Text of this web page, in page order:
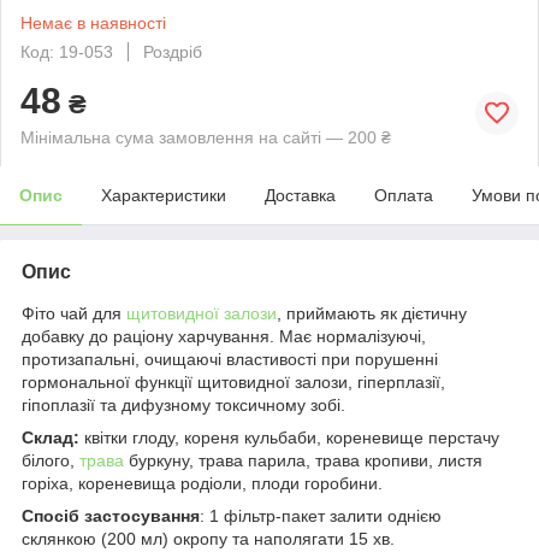
Немає в наявності
Код: 19-053
Роздріб
48 ₴
Мінімальна сума замовлення на сайті — 200 ₴
Опис Характеристики Доставка Оплата Умови
Опис
Фіто чай для щитовидної залози , приймають як дієтичну
добавку до раціону харчування. Має нормалізуючі,
протизапальні, очищаючі властивості при порушенні
гормональної функції щитовидної залози, гіперплазії,
гіпоплазії та дифузному токсичному зобі.
Склад: квітки глоду, кореня кульбаби, кореневище перстачу
білого, трава буркуну, трава парила, трава кропиви, листя
горіха, кореневища родіоли, плоди горобини.
Спосіб застосування: 1 фільтр-пакет залити однією
склянкою (200 мл) окропу та наполягати 15 хв.